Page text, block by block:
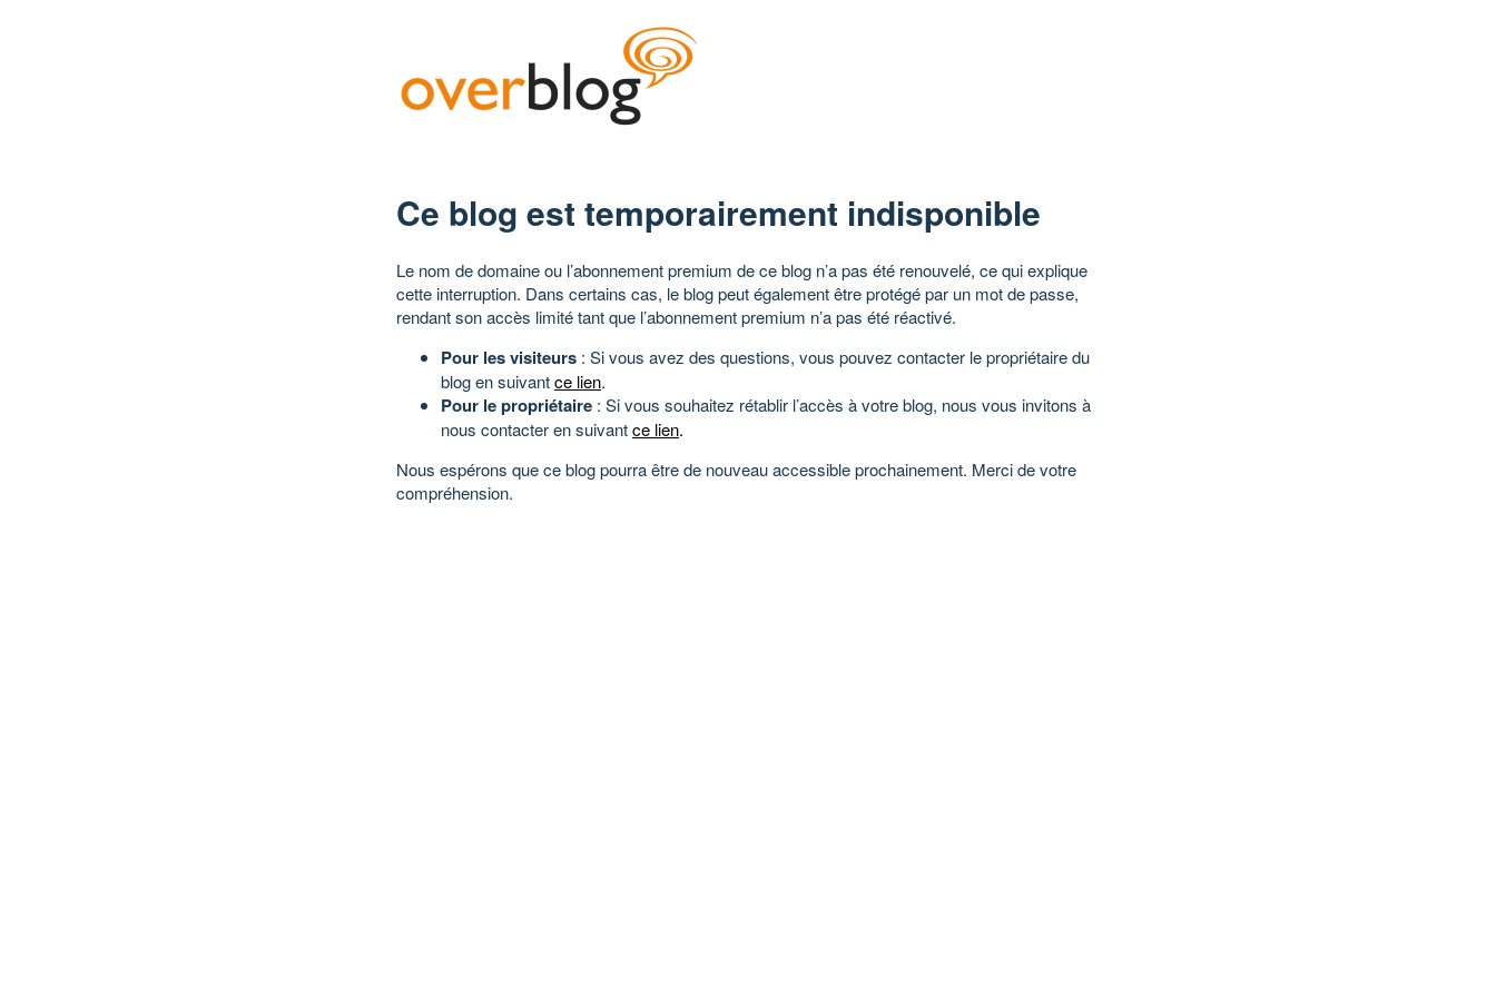
Ce blog est temporairement indisponible
Le nom de domaine ou l’abonnement premium de ce blog n’a pas été renouvelé, ce qui explique
cette interruption. Dans certains cas, le blog peut également être protégé par un mot de passe,
rendant son accès limité tant que l’abonnement premium n’a pas été réactivé.
Pour les visiteurs : Si vous avez des questions, vous pouvez contacter le propriétaire du
blog en suivantce lien.
Pour le propriétaire : Si vous souhaitez rétablir l’accès à votre blog, nous vous invitons à
nous contacter en suivantce lien.
Nous espérons que ce blog pourra être de nouveau accessible prochainement. Merci de votre
compréhension.